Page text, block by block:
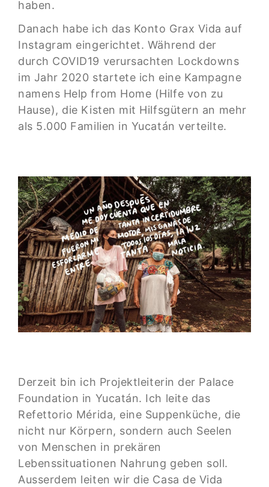
haben.
Danach habe ich das Konto Grax Vida auf
Instagram eingerichtet. Während der
durch COVID19 verursachten Lockdowns
im Jahr 2020 startete ich eine Kampagne
namens Help from Home (Hilfe von zu
Hause), die Kisten mit Hilfsgütern an mehr
als 5.000 Familien in Yucatán verteilte.
Derzeit bin ich Projektleiterin der Palace
Foundation in Yucatán. Ich leite das
Refettorio Mérida, eine Suppenküche, die
nicht nur Körpern, sondern auch Seelen
von Menschen in prekären
Lebenssituationen Nahrung geben soll.
Ausserdem leiten wir die Casa de Vida